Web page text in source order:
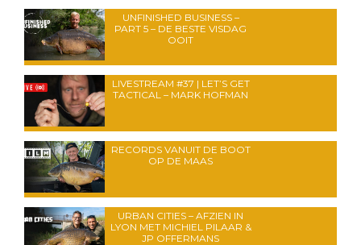
UNFINISHED BUSINESS –
PART 5 – DE BESTE VISDAG
OOIT
LIVESTREAM #37 | LET’S GET
TACTICAL – MARK HOFMAN
RECORDS VANUIT DE BOOT
OP DE MAAS
URBAN CITIES – AFZIEN IN
LYON MET MICHIEL PILAAR &
JP OFFERMANS